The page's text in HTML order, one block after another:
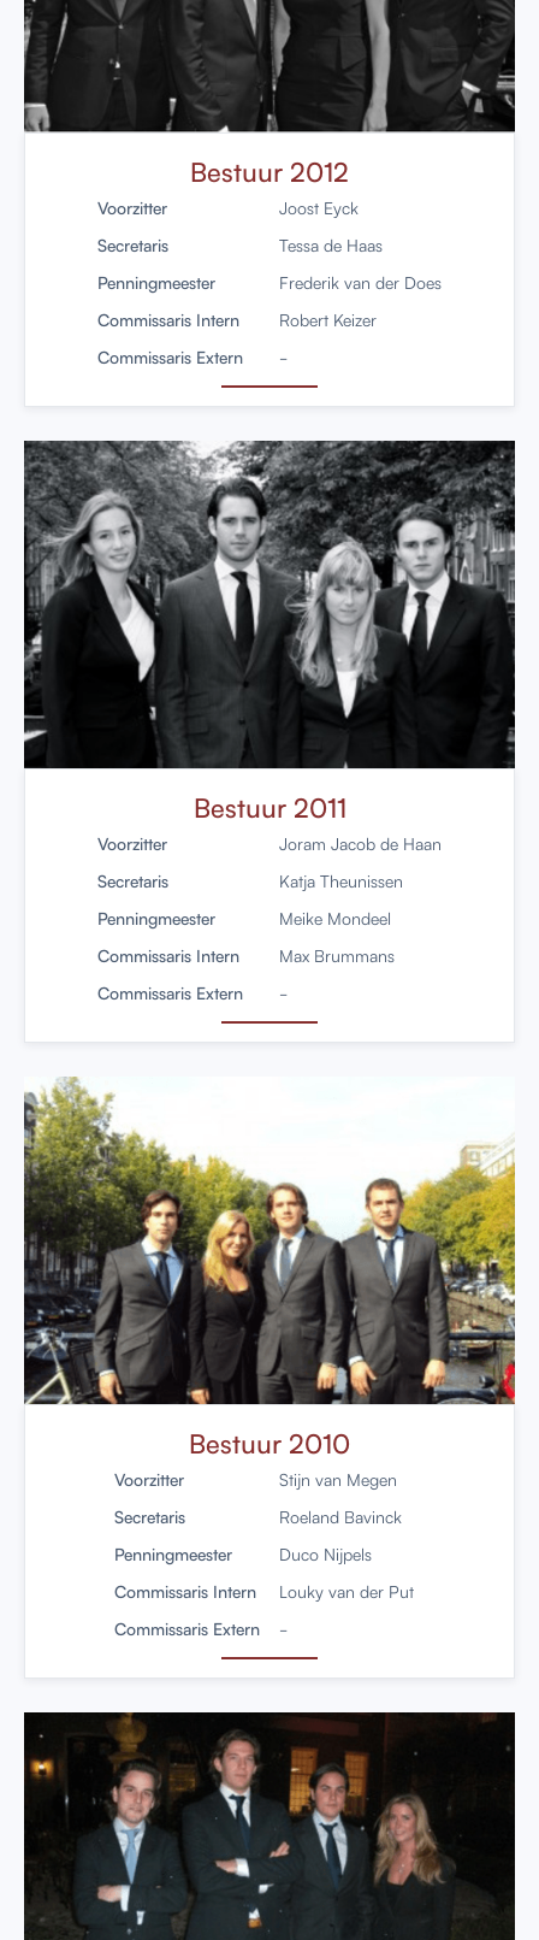
Bestuur 2012
Voorzitter
Joost Eyck
Secretaris
Tessa de Haas
Penningmeester
Frederik van der Does
Commissaris Intern
Robert Keizer
Commissaris Extern
-
Bestuur 2011
Voorzitter
Joram Jacob de Haan
Secretaris
Katja Theunissen
Penningmeester
Meike Mondeel
Commissaris Intern
Max Brummans
Commissaris Extern
-
Bestuur 2010
Voorzitter
Stijn van Megen
Secretaris
Roeland Bavinck
Penningmeester
Duco Nijpels
Commissaris Intern
Louky van der Put
Commissaris Extern
-